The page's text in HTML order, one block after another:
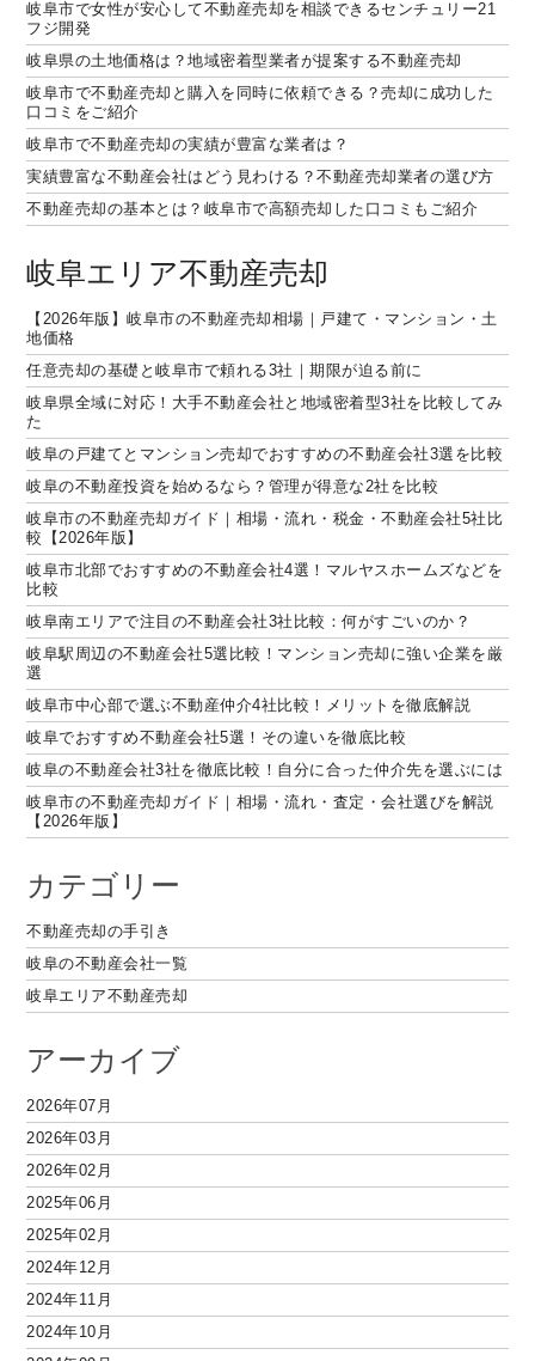
岐阜市で女性が安心して不動産売却を相談できるセンチュリー21
フジ開発
岐阜県の土地価格は？地域密着型業者が提案する不動産売却
岐阜市で不動産売却と購入を同時に依頼できる？売却に成功した
口コミをご紹介
岐阜市で不動産売却の実績が豊富な業者は？
実績豊富な不動産会社はどう見わける？不動産売却業者の選び方
不動産売却の基本とは？岐阜市で高額売却した口コミもご紹介
岐阜エリア不動産売却
【2026年版】岐阜市の不動産売却相場｜戸建て・マンション・土
地価格
任意売却の基礎と岐阜市で頼れる3社｜期限が迫る前に
岐阜県全域に対応！大手不動産会社と地域密着型3社を比較してみ
た
岐阜の戸建てとマンション売却でおすすめの不動産会社3選を比較
岐阜の不動産投資を始めるなら？管理が得意な2社を比較
岐阜市の不動産売却ガイド｜相場・流れ・税金・不動産会社5社比
較【2026年版】
岐阜市北部でおすすめの不動産会社4選！マルヤスホームズなどを
比較
岐阜南エリアで注目の不動産会社3社比較：何がすごいのか？
岐阜駅周辺の不動産会社5選比較！マンション売却に強い企業を厳
選
岐阜市中心部で選ぶ不動産仲介4社比較！メリットを徹底解説
岐阜でおすすめ不動産会社5選！その違いを徹底比較
岐阜の不動産会社3社を徹底比較！自分に合った仲介先を選ぶには
岐阜市の不動産売却ガイド｜相場・流れ・査定・会社選びを解説
【2026年版】
カテゴリー
不動産売却の手引き
岐阜の不動産会社一覧
岐阜エリア不動産売却
アーカイブ
2026年07月
2026年03月
2026年02月
2025年06月
2025年02月
2024年12月
2024年11月
2024年10月